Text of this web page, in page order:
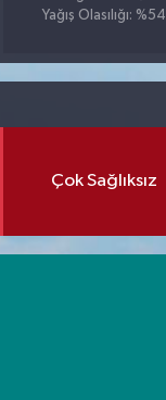
Yağış Olasılığı: %54
Çok Sağlıksız